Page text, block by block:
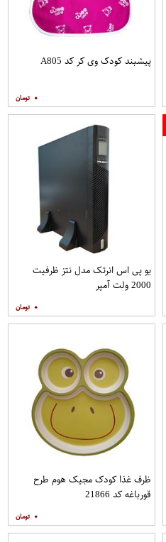
پیشبند کودک وی کر کد A805
۰
یو پی اس انرتک مدل نتز ظرفیت
2000 ولت آمپر
۰
ظرف غذا کودک مجیک هوم طرح
قورباغه کد 21866
۰